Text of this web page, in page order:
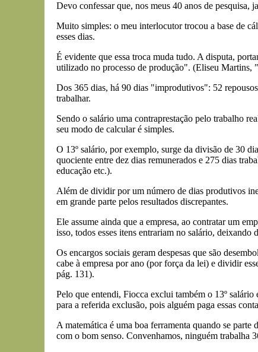
Devo confessar que, nos meus 40 anos de
Muito simples: o meu interlocutor trocou a base de
esses dias.
É evidente que essa troca muda tudo. A disputa,
utilizado no processo de produção". (Eliseu Martins,
Dos 365 dias, há 90 dias "improdutivos": 52
trabalhar.
Sendo o salário uma contraprestação pelo trabalho
seu modo de calcular é simples.
O 13º salário, por exemplo, surge da divisão de 30
quociente entre dez dias remunerados e 275 dias
educação etc.).
Além de dividir por um número de dias produtivos
em grande parte pelos resultados discrepantes.
Ele assume ainda que a empresa, ao contratar um
isso, todos esses itens entrariam no salário, deixando
Os encargos sociais geram despesas que são
cabe à empresa por ano (por força da lei) e dividir
pág. 131).
Pelo que entendi, Fiocca exclui também o 13º salário
para a referida exclusão, pois alguém paga essas
A matemática é uma boa ferramenta quando se
com o bom senso. Convenhamos, ninguém trabalha